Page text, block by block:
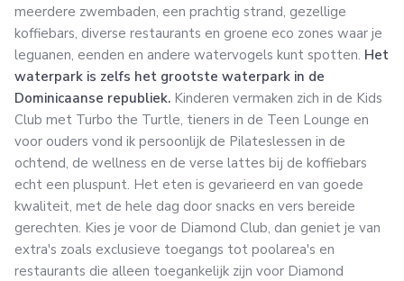
meerdere zwembaden, een prachtig strand, gezellige
koffiebars, diverse restaurants en groene eco zones waar je
leguanen, eenden en andere watervogels kunt spotten. Het
waterpark is zelfs het grootste waterpark in de
Dominicaanse republiek. Kinderen vermaken zich in de Kids
Club met Turbo the Turtle, tieners in de Teen Lounge en
voor ouders vond ik persoonlijk de Pilateslessen in de
ochtend, de wellness en de verse lattes bij de koffiebars
echt een pluspunt. Het eten is gevarieerd en van goede
kwaliteit, met de hele dag door snacks en vers bereide
gerechten. Kies je voor de Diamond Club, dan geniet je van
extra's zoals exclusieve toegangs tot poolarea's en
restaurants die alleen toegankelijk zijn voor Diamond